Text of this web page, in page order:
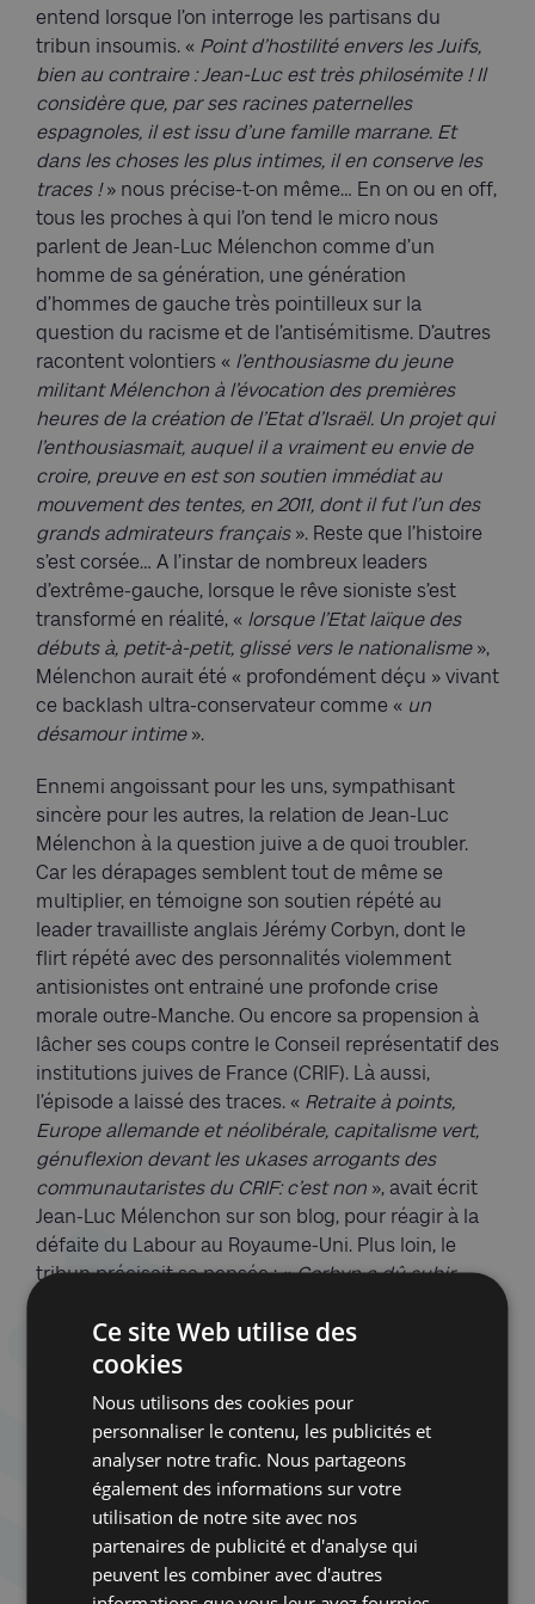
entend lorsque l’on interroge les partisans du
tribun insoumis. « Point d’hostilité envers les Juifs,
bien au contraire : Jean-Luc est très philosémite ! Il
considère que, par ses racines paternelles
espagnoles, il est issu d’une famille marrane. Et
dans les choses les plus intimes, il en conserve les
traces !» nous précise-t-on même… En on ou en off,
tous les proches à qui l’on tend le micro nous
parlent de Jean-Luc Mélenchon comme d’un
homme de sa génération, une génération
d’hommes de gauche très pointilleux sur la
question du racisme et de l’antisémitisme. D’autres
racontent volontiers « l’enthousiasme du jeune
militant Mélenchon à l’évocation des premières
heures de la création de l’Etat d’Israël. Un projet qui
l’enthousiasmait, auquel il a vraiment eu envie de
croire, preuve en est son soutien immédiat au
mouvement des tentes, en 2011, dont il fut l’un des
grands admirateurs français». Reste que l’histoire
s’est corsée… A l’instar de nombreux leaders
d’extrême-gauche, lorsque le rêve sioniste s’est
transformé en réalité, « lorsque l’Etat laïque des
débuts à, petit-à-petit, glissé vers le nationalisme»,
Mélenchon aurait été « profondément déçu » vivant
ce backlash ultra-conservateur comme « un
désamour intime».
Ennemi angoissant pour les uns, sympathisant
sincère pour les autres, la relation de Jean-Luc
Mélenchon à la question juive a de quoi troubler.
Car les dérapages semblent tout de même se
multiplier, en témoigne son soutien répété au
leader travailliste anglais Jérémy Corbyn, dont le
flirt répété avec des personnalités violemment
antisionistes ont entrainé une profonde crise
morale outre-Manche. Ou encore sa propension à
lâcher ses coups contre le Conseil représentatif des
institutions juives de France (CRIF). Là aussi,
l’épisode a laissé des traces. « Retraite à points,
Europe allemande et néolibérale, capitalisme vert,
génuflexion devant les ukases arrogants des
communautaristes du CRIF: c’est non », avait écrit
Jean-Luc Mélenchon sur son blog, pour réagir à la
défaite du Labour au Royaume-Uni. Plus loin, le
tribun précisait sa pensée : «Corbyn a dû subir
d’antisémitisme à travers le grand rabbin
d’Angleterre et les divers réseaux d’influence du
riposter, il a passé son temps à s’excuser et à
donner des gages. Dans les deux cas, il a affiché
une faiblesse qui a inquiété les secteurs
populaires
Cette langue véhémente a inquiété. Pour Anne-
Sophie Sebban, «Mélenchon nourrit ici des
Ce site Web utilise des
cookies
Nous utilisons des cookies pour
personnaliser le contenu, les publicités et
analyser notre trafic. Nous partageons
également des informations sur votre
utilisation de notre site avec nos
partenaires de publicité et d'analyse qui
peuvent les combiner avec d'autres